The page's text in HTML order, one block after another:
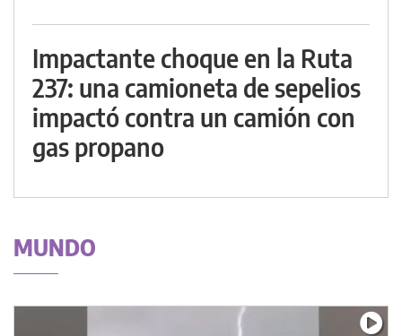
Impactante choque en la Ruta
237: una camioneta de sepelios
impactó contra un camión con
gas propano
MUNDO